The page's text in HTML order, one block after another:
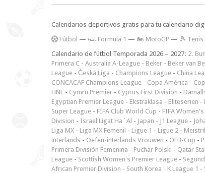
Calendarios deportivos gratis para tu calendario
Fútbol — 🏎️ Formula 1 — 🏍 MotoGP — 🎾 Tenis
Calendario de fútbol Temporada 2026 – 2027: 2.
Primera C - Australia A-League - Beker - Beker van
League - Česká Liga - Champions League - China
CONCACAF Champions League - Copa América -
HNL - Cymru Premier - Cyprus First Division -
Egyptian Premier League - Ekstraklasa - Eliteserien -
Super League - FIFA Club World Cup - FIFA
Division - Israel Ligat Ha`Al - Japan - J1 League -
Liga MX - Liga MX Femenil - Ligue 1 - Ligue 2 -
interlands - Oefen-interlands Vrouwen - ÖFB-Cup -
Primera División Femenina - Puchar Polski - Qatar
League - Scottish Women's Premier League -
African Premier Division - South Korea - K League 1 -